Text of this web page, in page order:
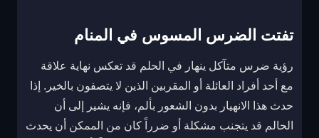
تفتت الضرس المسوس في المنام
رؤية ضرس متآكل ينهار في الحلم قد تعكس نهاية علاقة
مع أحد أفراد العائلة أو المقربين الذين لا يتصفون بالخير. إذا
حدث هذا الانهيار بدون الشعور بألم، فإنه يشير إلى أن
الحالم قد يتجنب مشكلة أو ضرراً كان من الممكن أن يحدث